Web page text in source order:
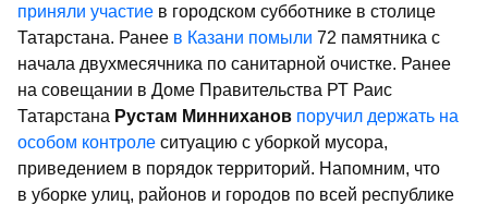
приняли участие в городском субботнике в столице
Татарстана. Ранее в Казани помыли 72 памятника с
начала двухмесячника по санитарной очистке. Ранее
на совещании в Доме Правительства РТ Раис
Татарстана Рустам Минниханов поручил держать на
особом контроле ситуацию с уборкой мусора,
приведением в порядок территорий. Напомним, что
в уборке улиц, районов и городов по всей республике